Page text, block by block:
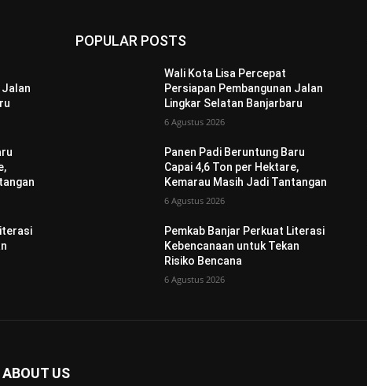
Jalan
POPULAR POSTS
Wali Kota Lisa Percepat
Persiapan Pembangunan Jalan
Lingkar Selatan Banjarbaru
6 Agustus 2026
Panen Padi Beruntung Baru
Capai 4,6 Ton per Hektare,
Kemarau Masih Jadi Tantangan
6 Agustus 2026
Pemkab Banjar Perkuat Literasi
Kebencanaan untuk Tekan
Risiko Bencana
6 Agustus 2026
ABOUT US